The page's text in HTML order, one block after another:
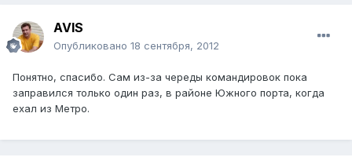
AVIS
Опубликовано 18 сентября, 2012
Понятно, спасибо. Сам из-за череды командировок пока
заправился только один раз, в районе Южного порта, когда
ехал из Метро.